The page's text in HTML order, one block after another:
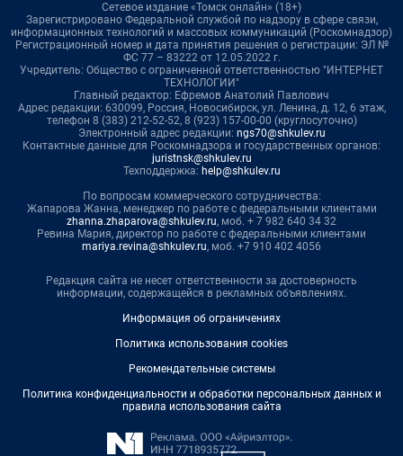
Сетевое издание «Томск онлайн» (18+)
Зарегистрировано Федеральной службой по надзору в сфере связи,
информационных технологий и массовых коммуникаций (Роскомнадзор)
Регистрационный номер и дата принятия решения о регистрации: ЭЛ №
ФС 77 – 83222 от 12.05.2022 г.
Учредитель: Общество с ограниченной ответственностью "ИНТЕРНЕТ
ТЕХНОЛОГИИ"
Главный редактор: Ефремов Анатолий Павлович
Адрес редакции: 630099, Россия, Новосибирск, ул. Ленина, д. 12, 6 этаж,
телефон 8 (383) 212-52-52, 8 (923) 157-00-00 (круглосуточно)
Электронный адрес редакции: ngs70@shkulev.ru
Контактные данные для Роскомнадзора и государственных органов:
juristnsk@shkulev.ru
Техподдержка: help@shkulev.ru
По вопросам коммерческого сотрудничества:
Жапарова Жанна, менеджер по работе с федеральными клиентами
zhanna.zhaparova@shkulev.ru, моб. + 7 982 640 34 32
Ревина Мария, директор по работе с федеральными клиентами
mariya.revina@shkulev.ru, моб. +7 910 402 4056
Редакция сайта не несет ответственности за достоверность
информации, содержащейся в рекламных объявлениях.
Информация об ограничениях
Политика использования cookies
Рекомендательные системы
Политика конфиденциальности и обработки персональных данных и
правила использования сайта